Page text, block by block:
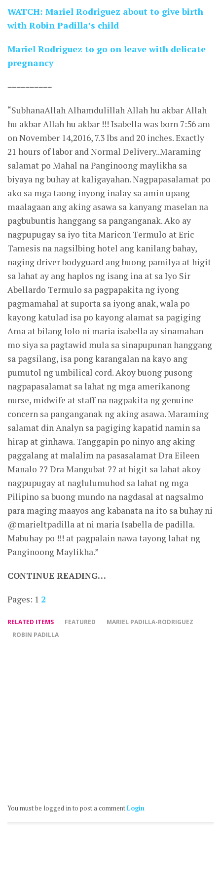
WATCH: Mariel Rodriguez about to give birth
with Robin Padilla’s child
Mariel Rodriguez to go on leave with delicate
pregnancy
==========
“SubhanaAllah Alhamdulillah Allah hu akbar Allah
hu akbar Allah hu akbar !!! Isabella was born 7:56 am
on November 14,2016, 7.3 lbs and 20 inches. Exactly
21 hours of labor and Normal Delivery..Maraming
salamat po Mahal na Panginoong maylikha sa
biyaya ng buhay at kaligayahan. Nagpapasalamat po
ako sa mga taong inyong inalay sa amin upang
maalagaan ang aking asawa sa kanyang maselan na
pagbubuntis hanggang sa panganganak. Ako ay
nagpupugay sa iyo tita Maricon Termulo at Eric
Tamesis na nagsilbing hotel ang kanilang bahay,
naging driver bodyguard ang buong pamilya at higit
sa lahat ay ang haplos ng isang ina at sa Iyo Sir
Abellardo Termulo sa pagpapakita ng iyong
pagmamahal at suporta sa iyong anak, wala po
kayong katulad isa po kayong alamat sa pagiging
Ama at bilang lolo ni maria isabella ay sinamahan
mo siya sa pagtawid mula sa sinapupunan hanggang
sa pagsilang, isa pong karangalan na kayo ang
pumutol ng umbilical cord. Akoy buong pusong
nagpapasalamat sa lahat ng mga amerikanong
nurse, midwife at staff na nagpakita ng genuine
concern sa panganganak ng aking asawa. Maraming
salamat din Analyn sa pagiging kapatid namin sa
hirap at ginhawa. Tanggapin po ninyo ang aking
paggalang at malalim na pasasalamat Dra Eileen
Manalo ?? Dra Mangubat ?? at higit sa lahat akoy
nagpupugay at naglulumuhod sa lahat ng mga
Pilipino sa buong mundo na nagdasal at nagsalmo
para maging maayos ang kabanata na ito sa buhay ni
@marieltpadilla at ni maria Isabella de padilla.
Mabuhay po !!! at pagpalain nawa tayong lahat ng
Panginoong Maylikha.”
CONTINUE READING…
Pages: 1 2
RELATED ITEMS FEATURED
MARIEL PADILLA-RODRIGUEZ
ROBIN PADILLA
You must be logged in to post a commentLogin